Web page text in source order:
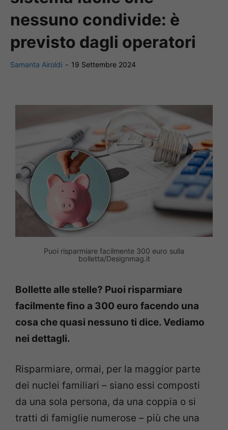
nessuno condivide: è
previsto dagli operatori
Samanta Airoldi - 19 Settembre 2024
Puoi risparmiare facilmente 300 euro sulla
bolletta/Designmag.it
Bollette alle stelle? Puoi risparmiare
facilmente fino a 300 euro facendo una
cosa che quasi nessuno ti dice. Vediamo
nei dettagli.
Risparmiare, ormai, per la maggior parte
dei nuclei familiari – siano essi composti
da una sola persona, da una coppia o si
tratti di famiglie numerose – più che una